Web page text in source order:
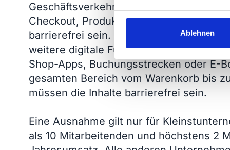
i
l
g
u
n
g
a
s
Ablehnen
Geschäftsverkehr an Verbraucher
Checkout, Produktansichten und
barrierefrei sein. Betroffen sind auch
weitere digitale Funktionen rund um
Shop-Apps, Buchungsstrecken oder E-
gesamten Bereich vom Warenkorb bis
müssen die Inhalte barrierefrei sein.
Eine Ausnahme gilt nur für
als 10 Mitarbeitenden und höchstens 2